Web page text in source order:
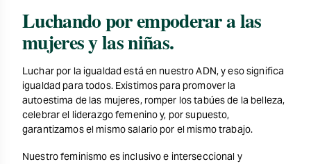
Luchando por empoderar a las
mujeres y las niñas.
Luchar por la igualdad está en nuestro ADN, y eso significa
igualdad para todos. Existimos para promover la
autoestima de las mujeres, romper los tabúes de la belleza,
celebrar el liderazgo femenino y, por supuesto,
garantizamos el mismo salario por el mismo trabajo.
Nuestro feminismo es inclusivo e interseccional y